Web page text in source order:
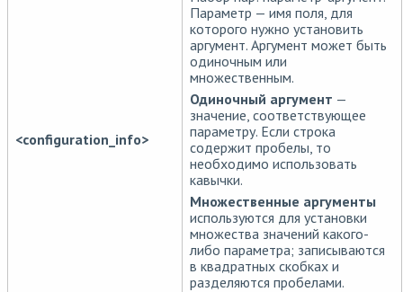
<configuration_info>
Параметр — имя поля, для
которого нужно установить
аргумент. Аргумент может быть
одиночным или
множественным.
Одиночный аргумент —
значение, соответствующее
параметру. Если строка
содержит пробелы, то
необходимо использовать
кавычки.
Множественные аргументы
используются для установки
множества значений какого-
либо параметра; записываются
в квадратных скобках и
разделяются пробелами.